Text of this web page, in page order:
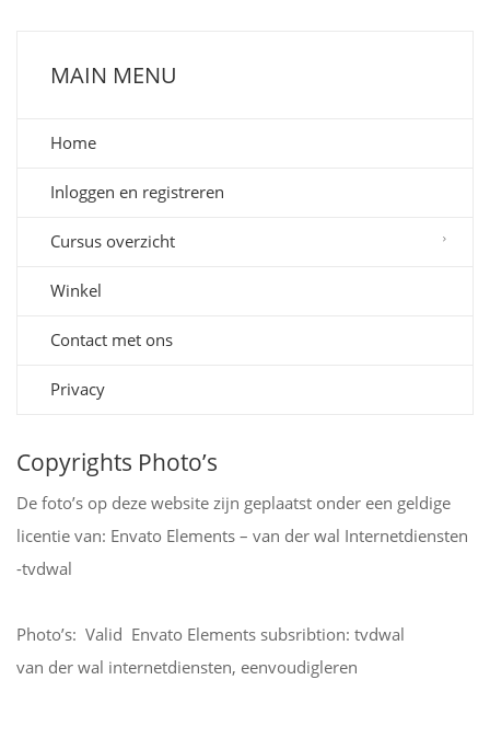
MAIN MENU
Home
Inloggen en registreren
Cursus overzicht
Winkel
Contact met ons
Privacy
Copyrights Photo’s
De foto’s op deze website zijn geplaatst onder een geldige
licentie van: Envato Elements – van der wal Internetdiensten
-tvdwal
Photo’s: Valid Envato Elements subsribtion: tvdwal
van der wal internetdiensten, eenvoudigleren